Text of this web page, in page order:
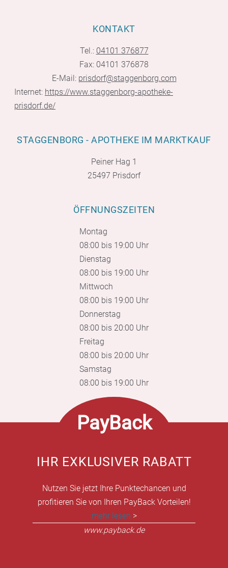
KONTAKT
Tel.: 04101 376877
Fax: 04101 376878
E-Mail: prisdorf@staggenborg.com
Internet: https://www.staggenborg-apotheke-
prisdorf.de/
STAGGENBORG - APOTHEKE IM MARKTKAUF
Peiner Hag 1
25497 Prisdorf
ÖFFNUNGSZEITEN
Montag
08:00 bis 19:00 Uhr
Dienstag
08:00 bis 19:00 Uhr
Mittwoch
08:00 bis 19:00 Uhr
Donnerstag
08:00 bis 20:00 Uhr
Freitag
08:00 bis 20:00 Uhr
Samstag
08:00 bis 19:00 Uhr
PayBack
IHR EXKLUSIVER RABATT
Nutzen Sie jetzt Ihre Punktechancen und
profitieren Sie von Ihren PayBack Vorteilen!
mehr lesen >
www.payback.de